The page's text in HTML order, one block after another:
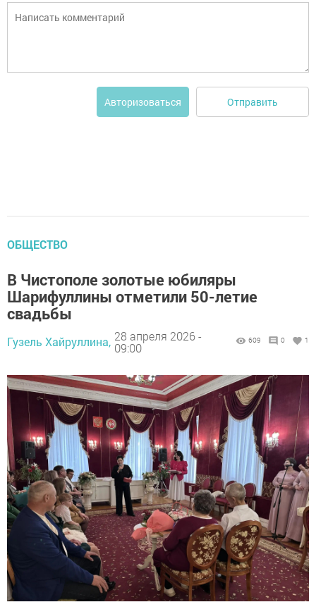
Авторизоваться Отправить
ОБЩЕСТВО
В Чистополе золотые юбиляры
Шарифуллины отметили 50-летие
свадьбы
Гузель Хайруллина, 28 апреля 2026 -
09:00
609 0 1